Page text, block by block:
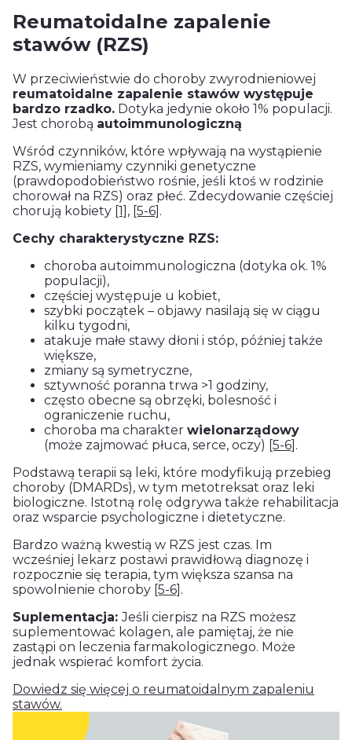
Reumatoidalne zapalenie
stawów (RZS)
W przeciwieństwie do choroby zwyrodnieniowej
reumatoidalne zapalenie stawów występuje
bardzo rzadko. Dotyka jedynie około 1% populacji.
Jest chorobą autoimmunologiczną
Wśród czynników, które wpływają na wystąpienie
RZS, wymieniamy czynniki genetyczne
(prawdopodobieństwo rośnie, jeśli ktoś w rodzinie
chorował na RZS) oraz płeć. Zdecydowanie częściej
chorują kobiety [1] , [5-6] .
Cechy charakterystyczne RZS:
choroba autoimmunologiczna (dotyka ok. 1%
populacji),
częściej występuje u kobiet,
szybki początek – objawy nasilają się w ciągu
kilku tygodni,
atakuje małe stawy dłoni i stóp, później także
większe,
zmiany są symetryczne,
sztywność poranna trwa >1 godziny,
często obecne są obrzęki, bolesność i
ograniczenie ruchu,
choroba ma charakter wielonarządowy
(może zajmować płuca, serce, oczy) [5-6] .
Podstawą terapii są leki, które modyfikują przebieg
choroby (DMARDs), w tym metotreksat oraz leki
biologiczne. Istotną rolę odgrywa także rehabilitacja
oraz wsparcie psychologiczne i dietetyczne.
Bardzo ważną kwestią w RZS jest czas. Im
wcześniej lekarz postawi prawidłową diagnozę i
rozpocznie się terapia, tym większa szansa na
spowolnienie choroby [5-6] .
Suplementacja:Jeśli cierpisz na RZS możesz
suplementować kolagen, ale pamiętaj, że nie
zastąpi on leczenia farmakologicznego. Może
jednak wspierać komfort życia.
Dowiedz się więcej o reumatoidalnym zapaleniu
stawów.